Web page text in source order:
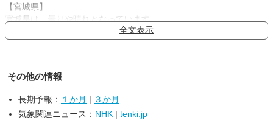
【宮城県】
宮城県は、曇りや晴れとなっています。
６日夜は、湿った空気や気圧の谷の影響により、曇りでしょう。
＜天気変化等の留意点＞
ださい。
【東北地方】
全文表示
その他の情報
長期予報： １か月
３か月
気象関連ニュース： NHK
tenki.jp